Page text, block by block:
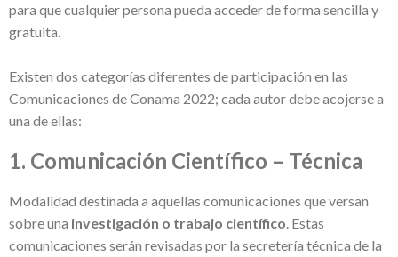
para que cualquier persona pueda acceder de forma sencilla y
gratuita.
Existen dos categorías diferentes de participación en las
Comunicaciones de Conama 2022; cada autor debe acojerse a
una de ellas:
1. Comunicación Científico – Técnica
Modalidad destinada a aquellas comunicaciones que versan
sobre una investigación o trabajo científico. Estas
comunicaciones serán revisadas por la secretería técnica de la